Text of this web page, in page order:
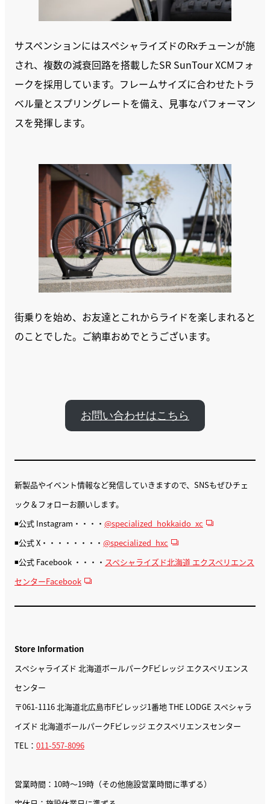
サスペンションにはスペシャライズドのRxチューンが施
され、複数の減衰回路を搭載したSR SunTour XCMフォ
ークを採用しています。フレームサイズに合わせたトラ
ベル量とスプリングレートを備え、見事なパフォーマン
スを発揮します。
街乗りを始め、お友達とこれからライドを楽しまれると
のことでした。ご納車おめでとうございます。
お問い合わせはこちら
新製品やイベント情報など発信していきますので、SNSもぜひチェ
ック＆フォローお願いします。
◾️公式 Instagram・・・・ @specialized_hokkaido_xc
◾️公式 X・・・・・・・・ @specialized_hxc
◾️公式 Facebook ・・・・ スペシャライズド北海道 エクスペリエンス
センターFacebook
Store Information
スペシャライズド 北海道ボールパークFビレッジ エクスペリエンス
センター
〒061-1116 北海道北広島市Fビレッジ1番地 THE LODGE スペシャラ
イズド 北海道ボールパークFビレッジ エクスペリエンスセンター
TEL： 011-557-8096
営業時間：10時〜19時（その他施設営業時間に準ずる）